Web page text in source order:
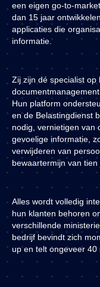
Sales
Support
Operations
Inzichten
Over ons
Werken bij
Jobmarketing
Contact
Vacatures
een eigen go-to-
dan 15 jaar
applicaties die
informatie.
Zij zijn dé specialist
Hun platform
en de Belastingdienst
nodig, vernietigen van
gevoelige informatie,
verwijderen van
bewaartermijn van tien
Alles wordt volledig
hun klanten behoren
verschillende
bedrijf bevindt zich
up en telt ongeveer 40